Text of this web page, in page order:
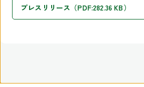
プレスリリース（PDF:282.36 KB）